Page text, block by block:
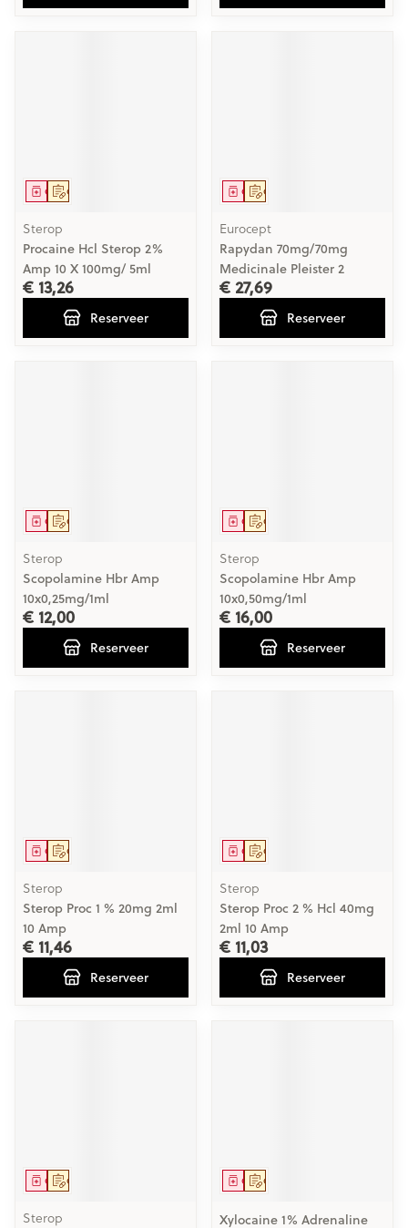
Op voorschrift
Geneesmiddel
Sterop
Procaine Hcl Sterop 2%
Amp 10 X 100mg/ 5ml
€ 13,26
Reserveer
Op voorschrift
Geneesmiddel
Eurocept
Rapydan 70mg/70mg
Medicinale Pleister 2
€ 27,69
Reserveer
Op voorschrift
Geneesmiddel
Sterop
Scopolamine Hbr Amp
10x0,25mg/1ml
€ 12,00
Reserveer
Op voorschrift
Geneesmiddel
Sterop
Scopolamine Hbr Amp
10x0,50mg/1ml
€ 16,00
Reserveer
Op voorschrift
Geneesmiddel
Sterop
Sterop Proc 1 % 20mg 2ml
10 Amp
€ 11,46
Reserveer
Op voorschrift
Geneesmiddel
Sterop
Sterop Proc 2 % Hcl 40mg
2ml 10 Amp
€ 11,03
Reserveer
Op voorschrift
Geneesmiddel
Sterop
Op voorschrift
Geneesmiddel
Xylocaine 1% Adrenaline